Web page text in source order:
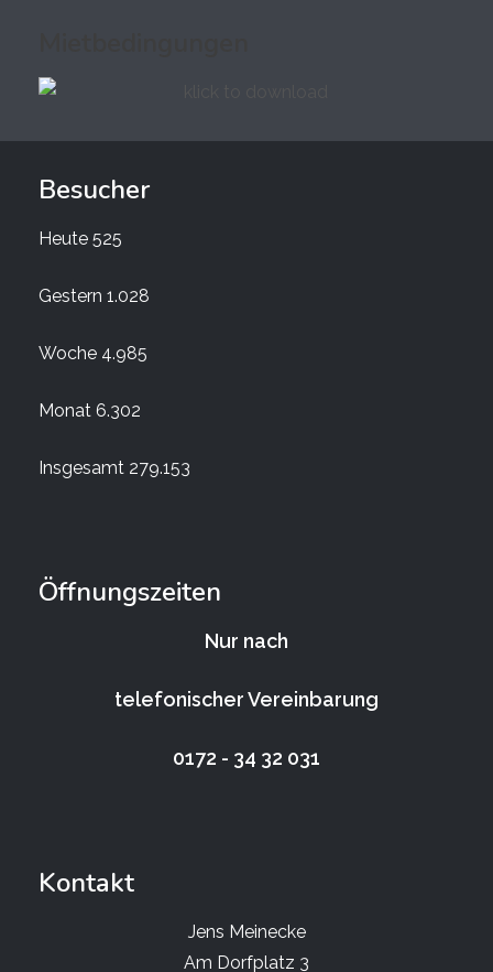
Besucher
Heute 525
Gestern 1.028
Woche 4.985
Monat 6.302
Insgesamt 279.153
Öffnungszeiten
Nur nach
telefonischer Vereinbarung
0172 - 34 32 031
Kontakt
Jens Meinecke
Am Dorfplatz 3